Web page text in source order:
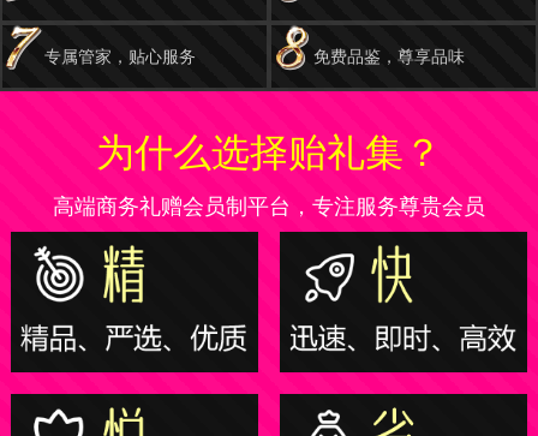
专属管家，贴心服务 免费品鉴，尊享品味
为什么选择贻礼集？
高端商务礼赠会员制平台，专注服务尊贵会员